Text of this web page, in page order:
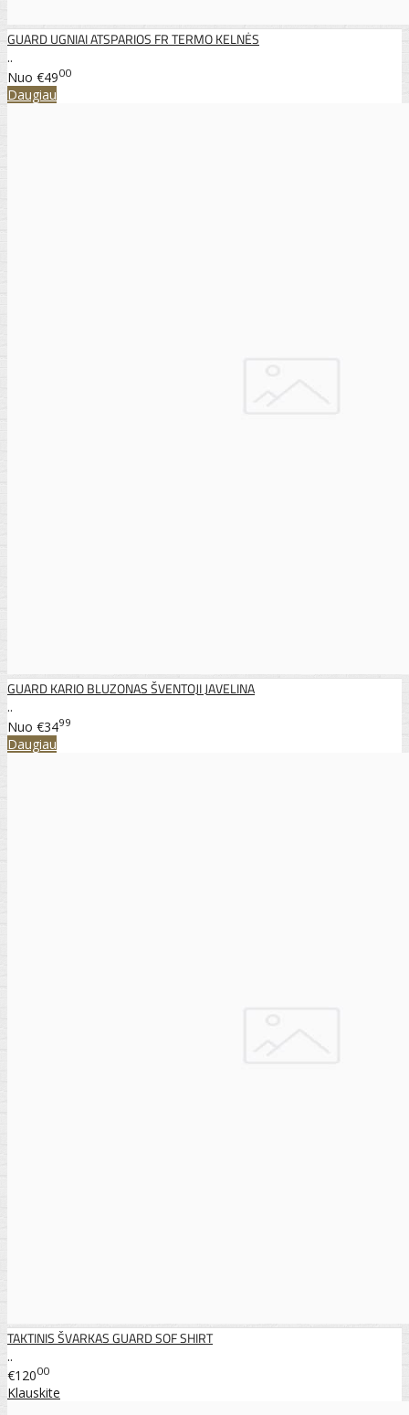
GUARD UGNIAI ATSPARIOS FR TERMO KELNĖS
..
Nuo €4900
Daugiau
GUARD KARIO BLUZONAS ŠVENTOJI JAVELINA
..
Nuo €3499
Daugiau
TAKTINIS ŠVARKAS GUARD SOF SHIRT
..
€12000
Klauskite